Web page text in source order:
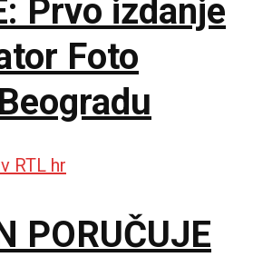
Prvo izdanje
Foto
PORUČUJE